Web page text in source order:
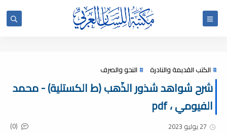
الكتب القديمة والنادرة النحو والصرف
شرح شواهد شذور الذّهب (ط الكستلية) - محمد
الفيومي ، pdf
27 يوليو 2023 (0)